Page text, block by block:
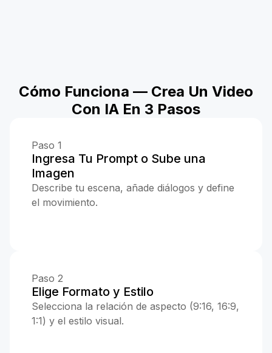
Cómo Funciona — Crea Un Video
Con IA En 3 Pasos
Paso 1
Ingresa Tu Prompt o Sube una
Imagen
Describe tu escena, añade diálogos y define
el movimiento.
Paso 2
Elige Formato y Estilo
Selecciona la relación de aspecto (9:16, 16:9,
1:1) y el estilo visual.